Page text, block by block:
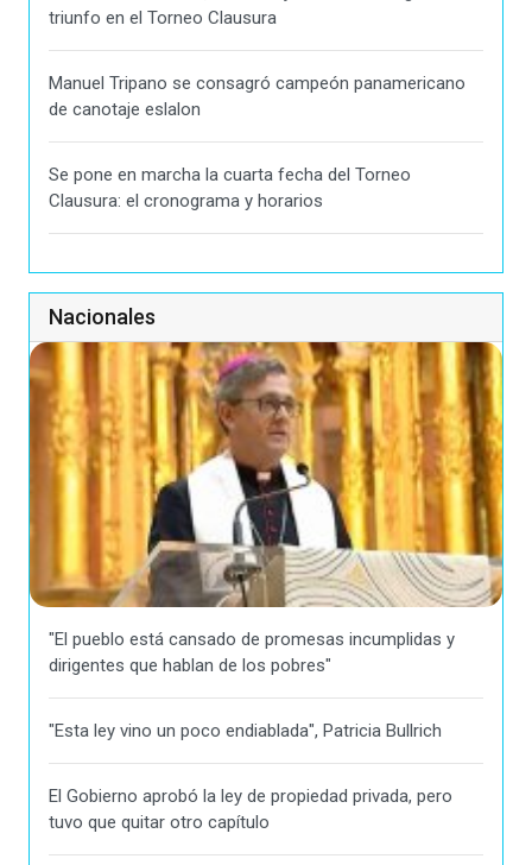
triunfo en el Torneo Clausura
Manuel Tripano se consagró campeón panamericano
de canotaje eslalon
Se pone en marcha la cuarta fecha del Torneo
Clausura: el cronograma y horarios
Nacionales
"El pueblo está cansado de promesas incumplidas y
dirigentes que hablan de los pobres"
"Esta ley vino un poco endiablada", Patricia Bullrich
El Gobierno aprobó la ley de propiedad privada, pero
tuvo que quitar otro capítulo